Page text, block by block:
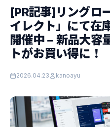
[PR記事]リングロ
イレクト」にて在
開催中 − 新品大容
トがお買い得に！
2026.04.23 kanoayu